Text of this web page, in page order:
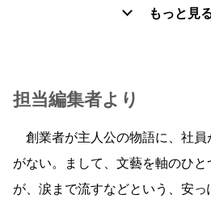
もっと見
担当編集者より
創業者が主人公の物語に、社員
がない。まして、文藝を軸のひ
が、涙まで流すなどという、安